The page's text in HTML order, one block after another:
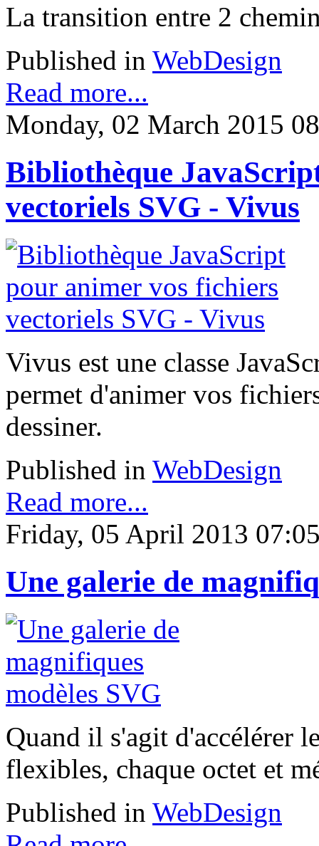
La transition entre 2
Published in WebDesign
Read more...
Monday, 02 March 2015
Bibliothèque
vectoriels SVG - Vivus
Vivus est une classe
permet d'animer vos
dessiner.
Published in WebDesign
Read more...
Friday, 05 April 2013
Une galerie de
Quand il s'agit d'accélérer
flexibles, chaque octet et
Published in WebDesign